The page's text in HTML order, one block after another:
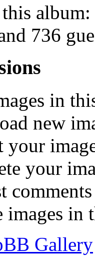
736
in
new
your
your
images in
Gallery